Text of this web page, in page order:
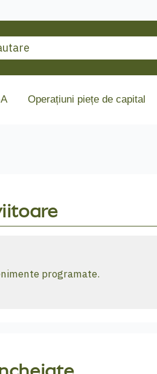
Operațiuni piețe de capital
programate.